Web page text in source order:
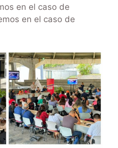
en el caso de
en el caso de